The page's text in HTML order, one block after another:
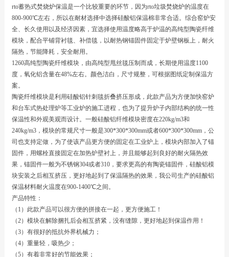
rto蓄热式焚烧炉保温是一个比较重要的环节，因为rto垃圾焚烧炉的温度在
800-900℃左右，所以在耐材选择中选择硅酸铝保温棉非常合适。综合窑炉安
全、长久使用以及经济因素，宜选择使用温度略高于炉温的高纯型陶瓷纤维
模块，配合平铺背衬毯、补偿毯，以耐热钢锚固件固定于炉壁钢板上，耐火
隔热，节能降耗，安全耐用。
1260高纯型陶瓷纤维模块，由高纯型甩丝毯压制而成，长期使用温度1100
度，氧化铝含量在48%左右。颜色洁白，尺寸规整，可根据图纸定制保温方
案。
陶瓷纤维模块是利用硅酸铝针刺毯折叠挤压形成，此款产品为方便加快窑炉
和台车式热处理炉等工业炉的施工进程，也为了提升炉子内部结构的统一性
保温性和外观美观而设计。一般硅酸铝纤维模块密度在220kg/m3和
240kg/m3，模块的常规尺寸一般是300*300*300mm或者600*300*300mm，公
司也支持定做，为了使该产品更方便的固定在工业炉上，模块内部加入了锚
固件，用螺栓直接固定在加热炉壁衬上，并且能够起到良好的耐火隔热效
果，锚固件一般为不锈钢304或者310，要求更高的有陶瓷锚固件，硅酸铝模
块安装之后相互挤压，更好地起到了保温隔热的效果，我公司生产的硅酸铝
保温材料耐火温度在900-1400℃之间。
产品特性：
（1）此款产品可以很方便的拼接在一起，更方便施工！
（2）模块在解除捆扎后会相互挤紧，没有缝隙，更好地起到保温作用！
（3）有很好的抵抗外界机械力；
（4）重量轻，吸热少；
（5）有着非常好的节能效果；